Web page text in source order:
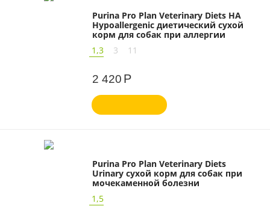
Purina Pro Plan Veterinary Diets HA
Hypoallergenic диетический сухой
корм для собак при аллергии
1,3
3 11
2 420 Р
Purina Pro Plan Veterinary Diets
Urinary сухой корм для собак при
мочекаменной болезни
1,5